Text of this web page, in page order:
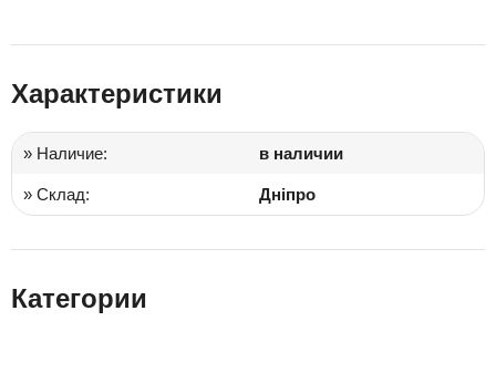
Характеристики
» Наличие: в наличии
» Склад: Дніпро
Категории